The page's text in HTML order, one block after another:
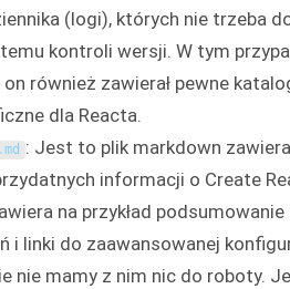
(logi), których nie trzeba
kontroli wersji. W tym
on również zawierał pewne
dla Reacta.
md : Jest to plik markdown
informacji o Create
na przykład podsumowanie
i linki do zaawansowanej
nie mamy z nim nic do roboty.